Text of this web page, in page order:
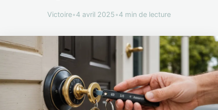
Victoire•4 avril 2025•4 min de lecture